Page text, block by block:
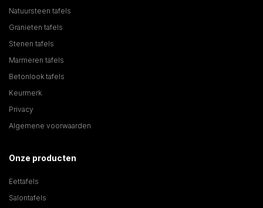
Natuursteen tafels
Granieten tafels
Stenen tafels
Marmeren tafels
Betonlook tafels
Keurmerk
Privacy
Algemene voorwaarden
Onze producten
Eettafels
Salontafels